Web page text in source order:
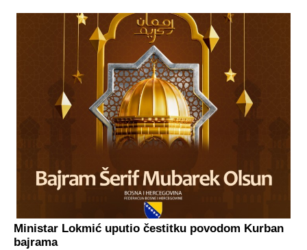
Ministar Lokmić uputio čestitku povodom Kurban
bajrama